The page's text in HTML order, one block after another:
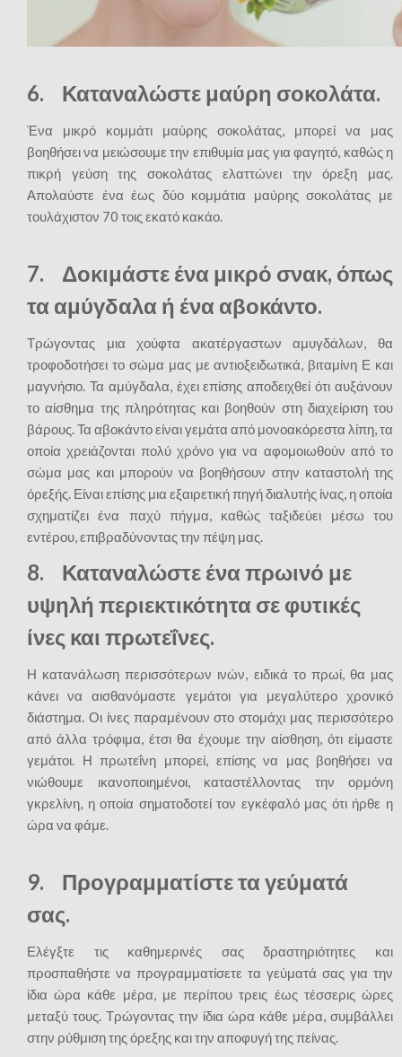
6. Καταναλώστε μαύρη σοκολάτα.
Ένα μικρό κομμάτι μαύρης σοκολάτας, μπορεί να μας
βοηθήσει να μειώσουμε την επιθυμία μας για φαγητό, καθώς η
πικρή γεύση της σοκολάτας ελαττώνει την όρεξη μας.
Απολαύστε ένα έως δύο κομμάτια μαύρης σοκολάτας με
τουλάχιστον 70 τοις εκατό κακάο.
7. Δοκιμάστε ένα μικρό σνακ, όπως
τα αμύγδαλα ή ένα αβοκάντο.
Τρώγοντας μια χούφτα ακατέργαστων αμυγδάλων, θα
τροφοδοτήσει το σώμα μας με αντιοξειδωτικά, βιταμίνη Ε και
μαγνήσιο. Τα αμύγδαλα, έχει επίσης αποδειχθεί ότι αυξάνουν
το αίσθημα της πληρότητας και βοηθούν στη διαχείριση του
βάρους. Τα αβοκάντο είναι γεμάτα από μονοακόρεστα λίπη, τα
οποία χρειάζονται πολύ χρόνο για να αφομοιωθούν από το
σώμα μας και μπορούν να βοηθήσουν στην καταστολή της
όρεξής. Είναι επίσης μια εξαιρετική πηγή διαλυτής ίνας, η οποία
σχηματίζει ένα παχύ πήγμα, καθώς ταξιδεύει μέσω του
εντέρου, επιβραδύνοντας την πέψη μας.
8. Καταναλώστε ένα πρωινό με
υψηλή περιεκτικότητα σε φυτικές
ίνες και πρωτεΐνες.
Η κατανάλωση περισσότερων ινών, ειδικά το πρωί, θα μας
κάνει να αισθανόμαστε γεμάτοι για μεγαλύτερο χρονικό
διάστημα. Οι ίνες παραμένουν στο στομάχι μας περισσότερο
από άλλα τρόφιμα, έτσι θα έχουμε την αίσθηση, ότι είμαστε
γεμάτοι. Η πρωτεΐνη μπορεί, επίσης να μας βοηθήσει να
νιώθουμε ικανοποιημένοι, καταστέλλοντας την ορμόνη
γκρελίνη, η οποία σηματοδοτεί τον εγκέφαλό μας ότι ήρθε η
ώρα να φάμε.
9. Προγραμματίστε τα γεύματά
σας.
Ελέγξτε τις καθημερινές σας δραστηριότητες και
προσπαθήστε να προγραμματίσετε τα γεύματά σας για την
ίδια ώρα κάθε μέρα, με περίπου τρεις έως τέσσερις ώρες
μεταξύ τους. Τρώγοντας την ίδια ώρα κάθε μέρα, συμβάλλει
στην ρύθμιση της όρεξης και την αποφυγή της πείνας.